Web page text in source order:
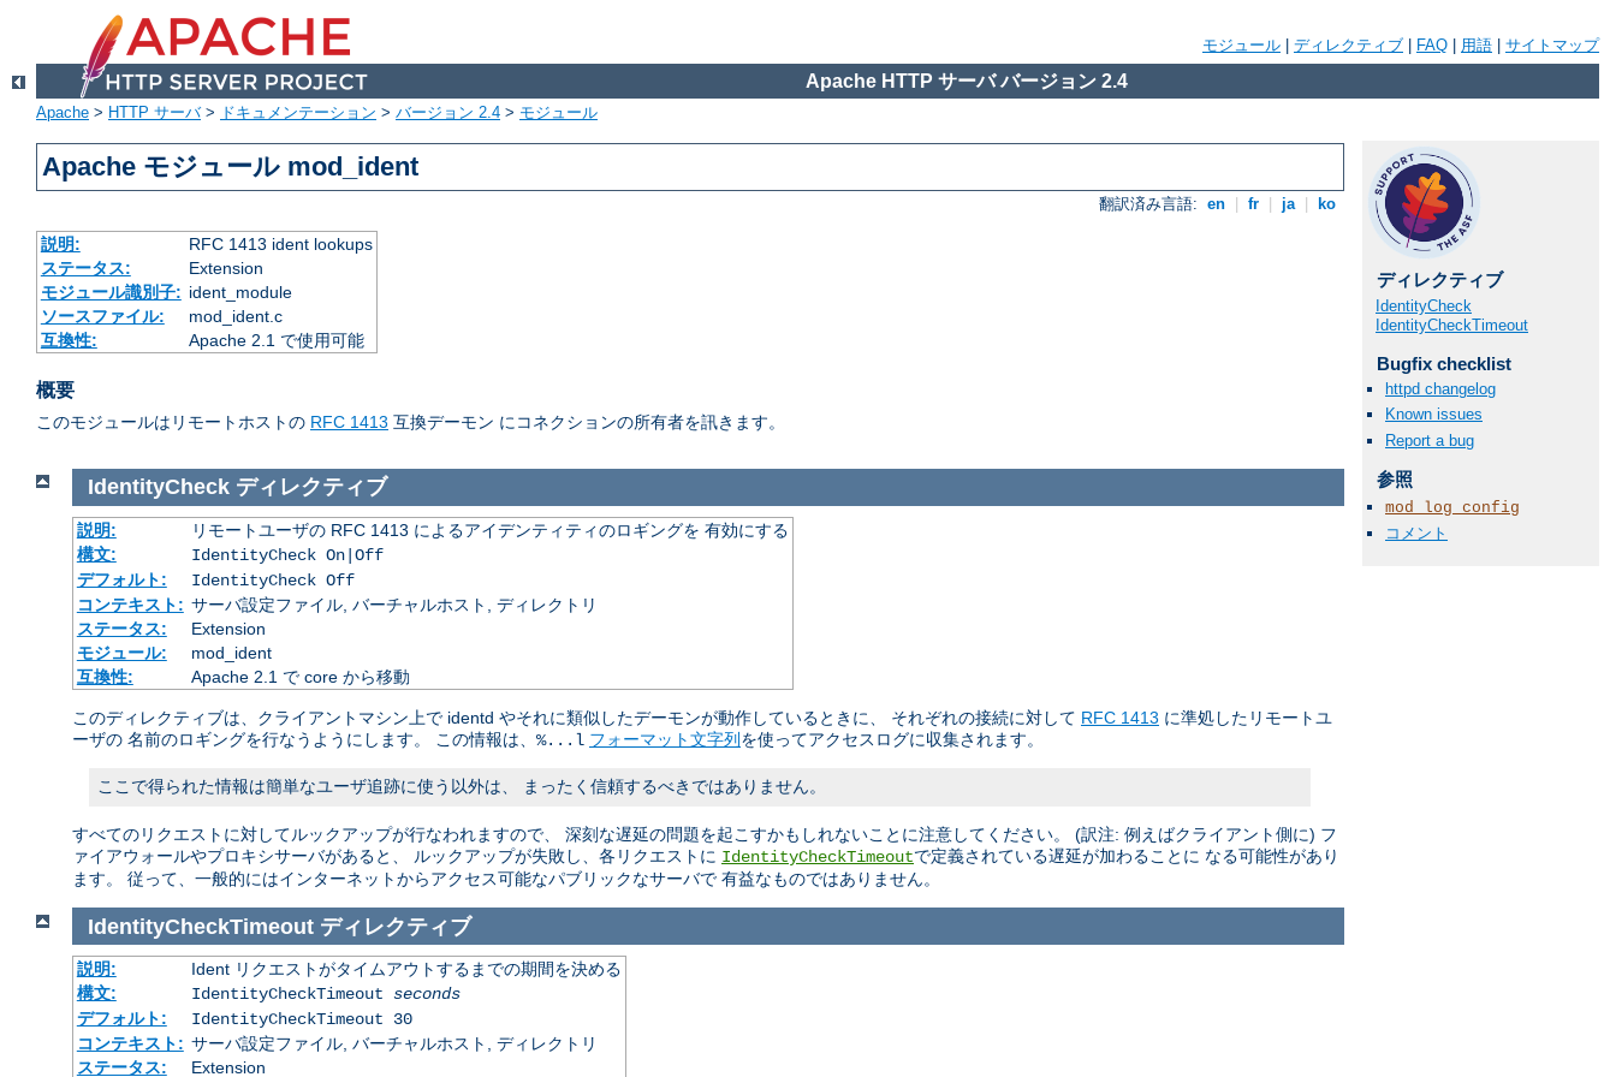
モジュール ディレクティブ FAQ 用語 サイトマップ
Apache HTTP サーバ バージョン 2.4
Apache > HTTP サーバ> ドキュメンテーション > バージョン 2.4 > モジュール
Apache モジュール mod_ident
翻訳済み言語: en fr ja ko
説明:
RFC 1413 ident lookups
ステータス:
Extension
モジュール識別子: ident_module
ソースファイル:
mod_ident.c
互換性:
Apache 2.1 で使用可能
概要
このモジュールはリモートホストの RFC 1413 互換デーモン にコネクションの所有者を訊きます。
ディレクティブ
IdentityCheck
IdentityCheckTimeout
Bugfix checklist
httpd changelog
Known issues
Report a bug
参照
mod_log_config
コメント
IdentityCheck ディレクティブ
説明:
リモートユーザの RFC 1413 によるアイデンティティのロギングを 有効にする
構文:
IdentityCheck On|Off
デフォルト:
IdentityCheck Off
コンテキスト: サーバ設定ファイル, バーチャルホスト, ディレクトリ
ステータス:
Extension
モジュール:
mod_ident
互換性:
Apache 2.1 で core から移動
このディレクティブは、クライアントマシン上で identd やそれに類似したデーモンが動作しているときに、 それぞれの接続に対して RFC 1413 に準処したリモートユ
ーザの 名前のロギングを行なうようにします。 この情報は、 %...l フォーマット文字列 を使ってアクセスログに収集されます。
ここで得られた情報は簡単なユーザ追跡に使う以外は、 まったく信頼するべきではありません。
すべてのリクエストに対してルックアップが行なわれますので、 深刻な遅延の問題を起こすかもしれないことに注意してください。 (訳注: 例えばクライアント側に) フ
ァイアウォールやプロキシサーバがあると、 ルックアップが失敗し、各リクエストに IdentityCheckTimeoutで定義されている遅延が加わることに なる可能性があり
ます。 従って、一般的にはインターネットからアクセス可能なパブリックなサーバで 有益なものではありません。
IdentityCheckTimeout ディレクティブ
説明:
Ident リクエストがタイムアウトするまでの期間を決める
構文:
IdentityCheckTimeout seconds
デフォルト:
IdentityCheckTimeout 30
コンテキスト: サーバ設定ファイル, バーチャルホスト, ディレクトリ
ステータス:
Extension